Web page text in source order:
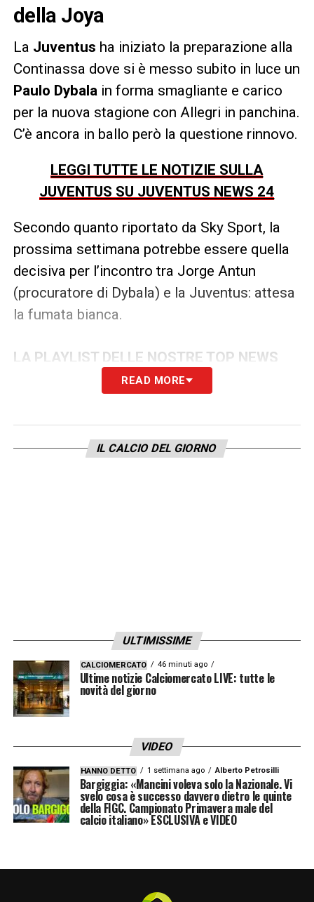
della Joya
La Juventus ha iniziato la preparazione alla
Continassa dove si è messo subito in luce un
Paulo Dybala in forma smagliante e carico
per la nuova stagione con Allegri in panchina.
C’è ancora in ballo però la questione rinnovo.
LEGGI TUTTE LE NOTIZIE SULLA
JUVENTUS SU JUVENTUS NEWS 24
Secondo quanto riportato da Sky Sport, la
prossima settimana potrebbe essere quella
decisiva per l’incontro tra Jorge Antun
(procuratore di Dybala) e la Juventus: attesa
la fumata bianca.
LA PLAYLIST DELLE NOSTRE TOP NEWS
READ MORE
IL CALCIO DEL GIORNO
ULTIMISSIME
CALCIOMERCATO 46 minuti ago
Ultime notizie Calciomercato LIVE: tutte le
novità del giorno
VIDEO
HANNO DETTO 1 settimana ago Alberto Petrosilli
Bargiggia: «Mancini voleva solo la Nazionale. Vi
svelo cosa è successo davvero dietro le quinte
della FIGC. Campionato Primavera male del
calcio italiano» ESCLUSIVA e VIDEO